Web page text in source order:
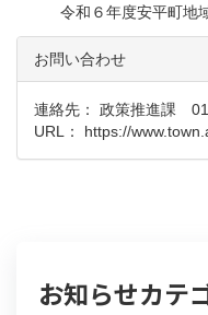
令和６年度安平町地
お問い合わせ
連絡先： 政策推進課
URL： https://
お知らせカテ